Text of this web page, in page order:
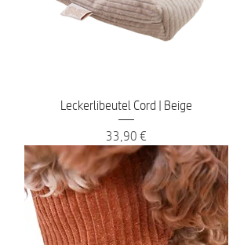
Leckerlibeutel Cord | Beige
Preis
33,90 €